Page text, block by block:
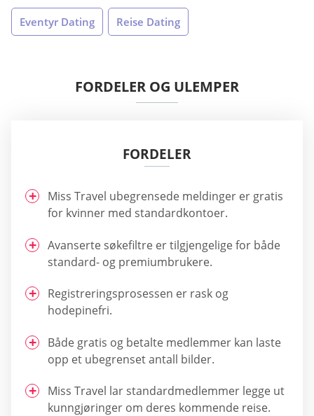
Eventyr Dating Reise Dating
FORDELER OG ULEMPER
FORDELER
Miss Travel ubegrensede meldinger er gratis
for kvinner med standardkontoer.
Avanserte søkefiltre er tilgjengelige for både
standard- og premiumbrukere.
Registreringsprosessen er rask og
hodepinefri.
Både gratis og betalte medlemmer kan laste
opp et ubegrenset antall bilder.
Miss Travel lar standardmedlemmer legge ut
kunngjøringer om deres kommende reise.